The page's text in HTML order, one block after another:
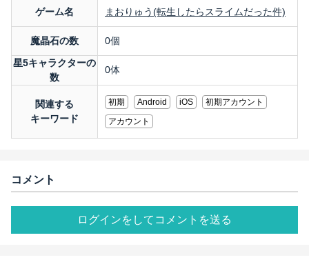
ゲーム名 まおりゅう(転生したらスライムだった件)
魔晶石の数
0個
星5キャラクターの
数
0体
関連する
キーワード
初期 Android iOS
初期アカウント
アカウント
コメント
ログインをしてコメントを送る